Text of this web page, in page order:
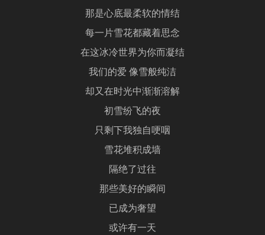
那是心底最柔软的情结
每一片雪花都藏着思念
在这冰冷世界为你而凝结
我们的爱 像雪般纯洁
却又在时光中渐渐溶解
初雪纷飞的夜
只剩下我独自哽咽
雪花堆积成墙
隔绝了过往
那些美好的瞬间
已成为奢望
或许有一天